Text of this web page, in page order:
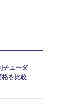
チューダ
格を比較